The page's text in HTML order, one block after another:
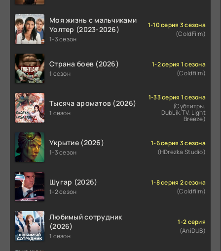
Моя жизнь с мальчиками
Уолтер (2023-2026)
1-3 сезон
1-10 серия 3 сезона
(ColdFilm)
Страна боев (2026)
1 сезон
1-2 серия 1 сезона
(Coldfilm)
Тысяча ароматов (2026)
1 сезон
1-33 серия 1 сезона
(Субтитры,
DubLik.TV, Light
Breeze)
Укрытие (2026)
1-3 сезон
1-6 серия 3 сезона
(HDrezka Studio)
Шугар (2026)
1-2 сезон
1-8 серия 2 сезона
(Coldfilm)
Любимый сотрудник
(2026)
1 сезон
1-2 серия
(AniDUB)